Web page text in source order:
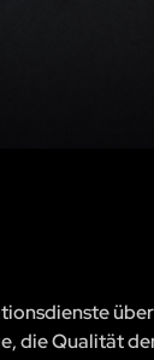
die Qualität